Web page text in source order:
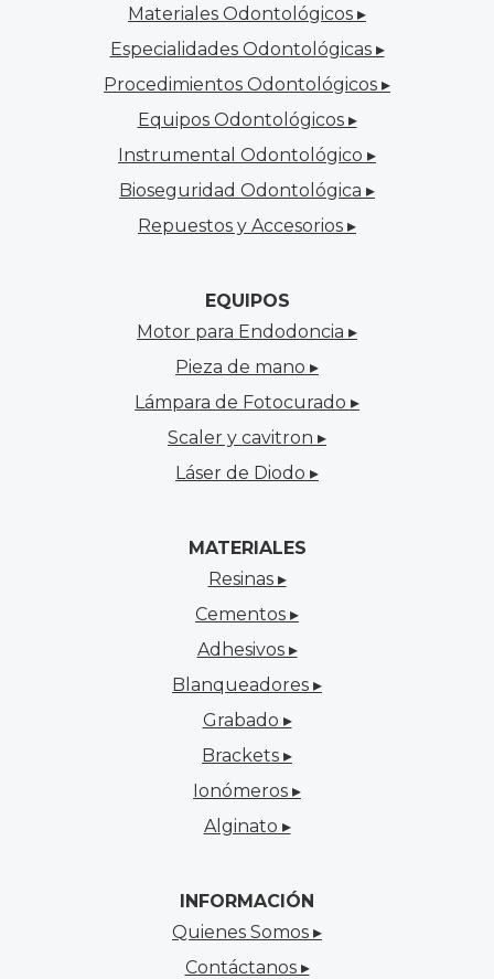
Materiales Odontológicos ▸
Especialidades Odontológicas ▸
Procedimientos Odontológicos ▸
Equipos Odontológicos ▸
Instrumental Odontológico ▸
Bioseguridad Odontológica ▸
Repuestos y Accesorios ▸
EQUIPOS
Motor para Endodoncia ▸
Pieza de mano ▸
Lámpara de Fotocurado ▸
Scaler y cavitron ▸
Láser de Diodo ▸
MATERIALES
Resinas ▸
Cementos ▸
Adhesivos ▸
Blanqueadores ▸
Grabado ▸
Brackets ▸
Ionómeros ▸
Alginato ▸
INFORMACIÓN
Quienes Somos ▸
Contáctanos ▸